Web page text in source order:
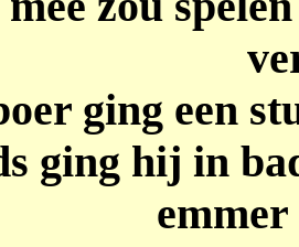
ging een
ging hij in
emmer